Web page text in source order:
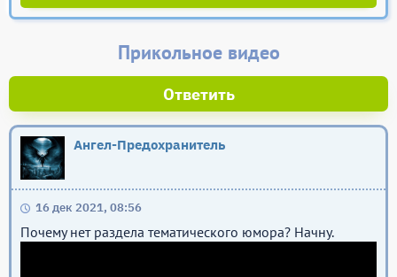
Прикольное видео
Ответить
Ангел-Предохранитель
16 дек 2021, 08:56
Почему нет раздела тематического юмора? Начну.